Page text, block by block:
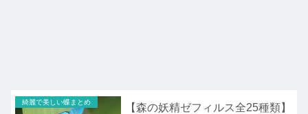
綺麗で美しい蝶まとめ
【森の妖精ゼフィルス全25種類】